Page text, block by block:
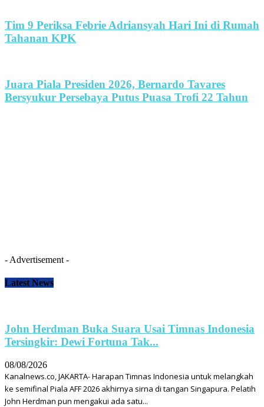
Tim 9 Periksa Febrie Adriansyah Hari Ini di Rumah
Tahanan KPK
Juara Piala Presiden 2026, Bernardo Tavares
Bersyukur Persebaya Putus Puasa Trofi 22 Tahun
- Advertisement -
Latest News
John Herdman Buka Suara Usai Timnas Indonesia
Tersingkir: Dewi Fortuna Tak...
08/08/2026
Kanalnews.co, JAKARTA- Harapan Timnas Indonesia untuk melangkah
ke semifinal Piala AFF 2026 akhirnya sirna di tangan Singapura. Pelatih
John Herdman pun mengakui ada satu...